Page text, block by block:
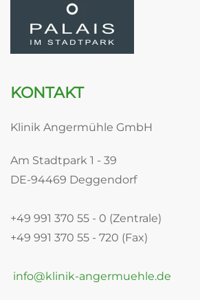
KONTAKT
Klinik Angermühle GmbH
Am Stadtpark 1 - 39
DE-94469 Deggendorf
+49 991 370 55 - 0 (Zentrale)
+49 991 370 55 - 720 (Fax)
info@klinik-angermuehle.de